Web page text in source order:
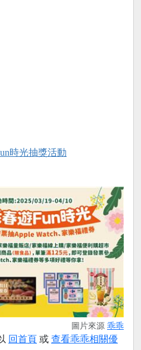
時光抽獎活動
圖片來源 乖乖
回首頁 或 查看乖乖相關優